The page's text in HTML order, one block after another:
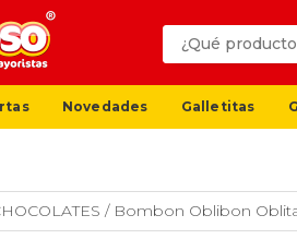
Novedades Galletitas
/ Bombon Oblibon Oblita